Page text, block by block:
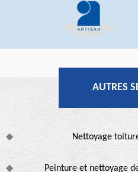
AUTRES
Nettoyage
Peinture et nettoyage